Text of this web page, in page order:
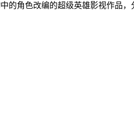
的角色改编的超级英雄影视作品